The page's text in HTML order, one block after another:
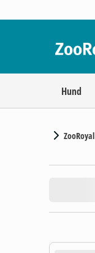
Hund
ZooRoyal